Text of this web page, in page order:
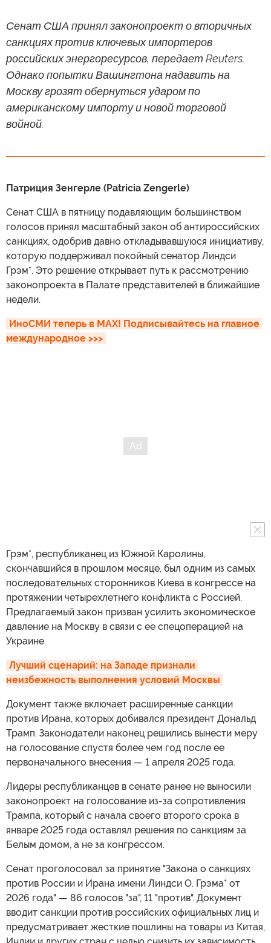
Сенат США принял законопроект о вторичных
санкциях против ключевых импортеров
российских энергоресурсов, передает Reuters.
Однако попытки Вашингтона надавить на
Москву грозят обернуться ударом по
американскому импорту и новой торговой
войной.
Патриция Зенгерле (Patricia Zengerle)
Сенат США в пятницу подавляющим большинством
голосов принял масштабный закон об антироссийских
санкциях, одобрив давно откладывавшуюся инициативу,
которую поддерживал покойный сенатор Линдси
Грэм*. Это решение открывает путь к рассмотрению
законопроекта в Палате представителей в ближайшие
недели.
ИноСМИ теперь в MAX! Подписывайтесь на главное
международное >>>
Грэм*, республиканец из Южной Каролины,
скончавшийся в прошлом месяце, был одним из самых
последовательных сторонников Киева в конгрессе на
протяжении четырехлетнего конфликта с Россией.
Предлагаемый закон призван усилить экономическое
давление на Москву в связи с ее спецоперацией на
Украине.
Лучший сценарий: на Западе признали
неизбежность выполнения условий Москвы
Документ также включает расширенные санкции
против Ирана, которых добивался президент Дональд
Трамп. Законодатели наконец решились вынести меру
на голосование спустя более чем год после ее
первоначального внесения — 1 апреля 2025 года.
Лидеры республиканцев в сенате ранее не выносили
законопроект на голосование из-за сопротивления
Трампа, который с начала своего второго срока в
январе 2025 года оставлял решения по санкциям за
Белым домом, а не за конгрессом.
Сенат проголосовал за принятие "Закона о санкциях
против России и Ирана имени Линдси О. Грэма* от
2026 года" — 86 голосов "за", 11 "против". Документ
вводит санкции против российских официальных лиц и
предусматривает жесткие пошлины на товары из Китая,